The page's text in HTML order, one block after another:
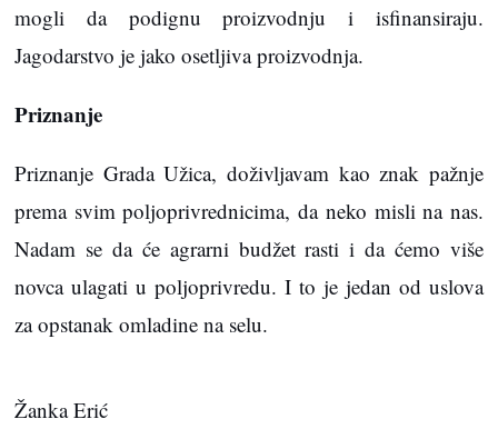
mogli da podignu proizvodnju i isfinansiraju.
Jagodarstvo je jako osetljiva proizvodnja.
Priznanje
Priznanje Grada Užica, doživljavam kao znak pažnje
prema svim poljoprivrednicima, da neko misli na nas.
Nadam se da će agrarni budžet rasti i da ćemo više
novca ulagati u poljoprivredu. I to je jedan od uslova
za opstanak omladine na selu.
Žanka Erić